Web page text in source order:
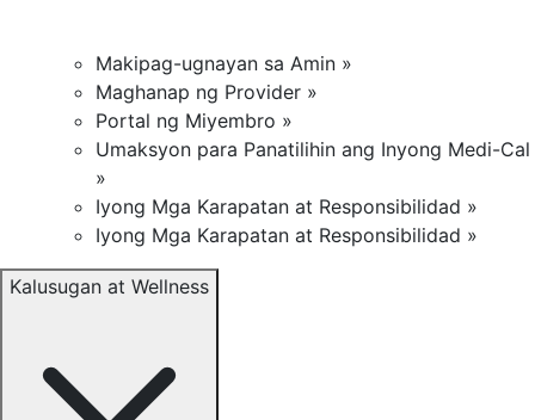
Makipag-ugnayan sa Amin »
Maghanap ng Provider »
Portal ng Miyembro »
Umaksyon para Panatilihin ang Inyong Medi-Cal
»
Iyong Mga Karapatan at Responsibilidad »
Iyong Mga Karapatan at Responsibilidad »
Kalusugan at Wellness